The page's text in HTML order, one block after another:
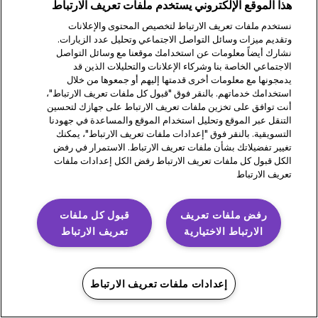
شروط الاستخدام
خط الامتثال والأخلاقيات
شعار ،DASH و ،Omnipod و Omnipod Discover و SmartAdjust
هي علامات تجارية أو علامات تجارية مسجلة لشركة Insulet
Dexcom G7 هي علامات تجارية مسجلة أو غير مسجلة لشركة
Dexcom, Inc. في الولايات المتحدة و/ أو بلدان أخرى وتُستخدم
بموجب ترخيص. إن علامتي Bluetooth® وكافة الشعارات الخاصة بها
هي علامات تجارية مسجلة مملوكة لـ Bluetooth SIG, Inc. وأي
استخدام لهذه العلامات من قبل شركة Insulet Corporation يتم
بموجب ترخيص. جميع العلامات التجارية الأخرى هي ملك لأصحابها.
علاقة أو أي ارتباط آخر.
هذا الموقع الإلكتروني يستخدم ملفات تعريف الارتباط
نستخدم ملفات تعريف الارتباط لتخصيص المحتوى والإعلانات
وتقديم ميزات وسائل التواصل الاجتماعي وتحليل عدد الزيارات.
نشارك أيضاً معلومات عن استخدامك موقعنا مع وسائل التواصل
الاجتماعي الخاصة بنا وشركاء الإعلانات والتحليلات الذين قد
يدمجونها مع معلومات أخرى قدمتها إليهم أو جمعوها من خلال
استخدامك خدماتهم. بالنقر فوق "قبول كل ملفات تعريف الارتباط"،
أنت توافق على تخزين ملفات تعريف الارتباط على جهازك لتحسين
التنقل عبر الموقع وتحليل استخدام الموقع والمساعدة في جهودنا
التسويقية. بالنقر فوق "إعدادات ملفات تعريف الارتباط"، يمكنك
تغيير تفضيلاتك بشأن ملفات تعريف الارتباط. الاستمرار في رفض
الكل قبول كل ملفات تعريف الارتباط رفض الكل إعدادات ملفات
تعريف الارتباط
قبول كل ملفات
تعريف الارتباط
رفض ملفات تعريف
الارتباط الاختيارية
إعدادات ملفات تعريف الارتباط